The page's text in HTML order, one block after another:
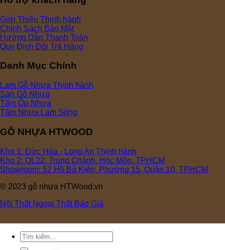
Giới Thiệu
Chính Sách Bảo Mật
Hướng Dẫn Thanh Toán
Quy Định Đổi Trả Hàng
Danh Mục Chính
Lam Gỗ Nhựa
Sàn Gỗ Nhựa
Tấm Ốp Nhựa
Tấm Nhựa Lam Sóng
GỖ NHỰA HTWOOD
Kho 1: Đức Hòa - Long An
Kho 2: QL22, Trung Chánh, Hóc Môn, TPHCM
Showroom: 52 Hồ Bá Kiện, Phường 15, Quận 10, TPHCM
© 2023 gỗ nhựa HTWood.vn
Nội Thất Ngoại Thất Báo Giá
Tìm
kiếm: